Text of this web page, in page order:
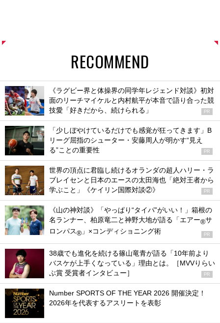
RECOMMEND
《ラグビー界と体操界の同学年レジェンド対談》初対
面のリーチマイケルと内村航平が本音で語り合った競
技愛「好きだから、続けられる」
PR
「少しぼやけているだけでも感覚が狂ってきます」B
リーグ屈指のシューター・安藤周人が明かす“見え
る”ことの重要性
PR
世界の頂点に君臨し続けるオランダの超人ハリー・ラ
ブレイセンと日本のエースの太田海也「絶対王者から
学ぶこと」《ケイリン国際対談②》
PR
《山の神対談》「やっぱり“タイパ”がいい！」箱根の
名ランナー、柏原竜二と神野大地が語る「エアー®サ
ロンパス® 」×コンディショニング術 PR
38歳でも進化を続ける篠山竜青が語る「10年前より
バスケが上手くなっている」理由とは。［MVVりらい
ぶ賞 受賞者インタビュー］
PR
Number SPORTS OF THE YEAR 2026 開催決定！
2026年を代表するアスリートを表彰